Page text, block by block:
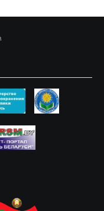
дело)